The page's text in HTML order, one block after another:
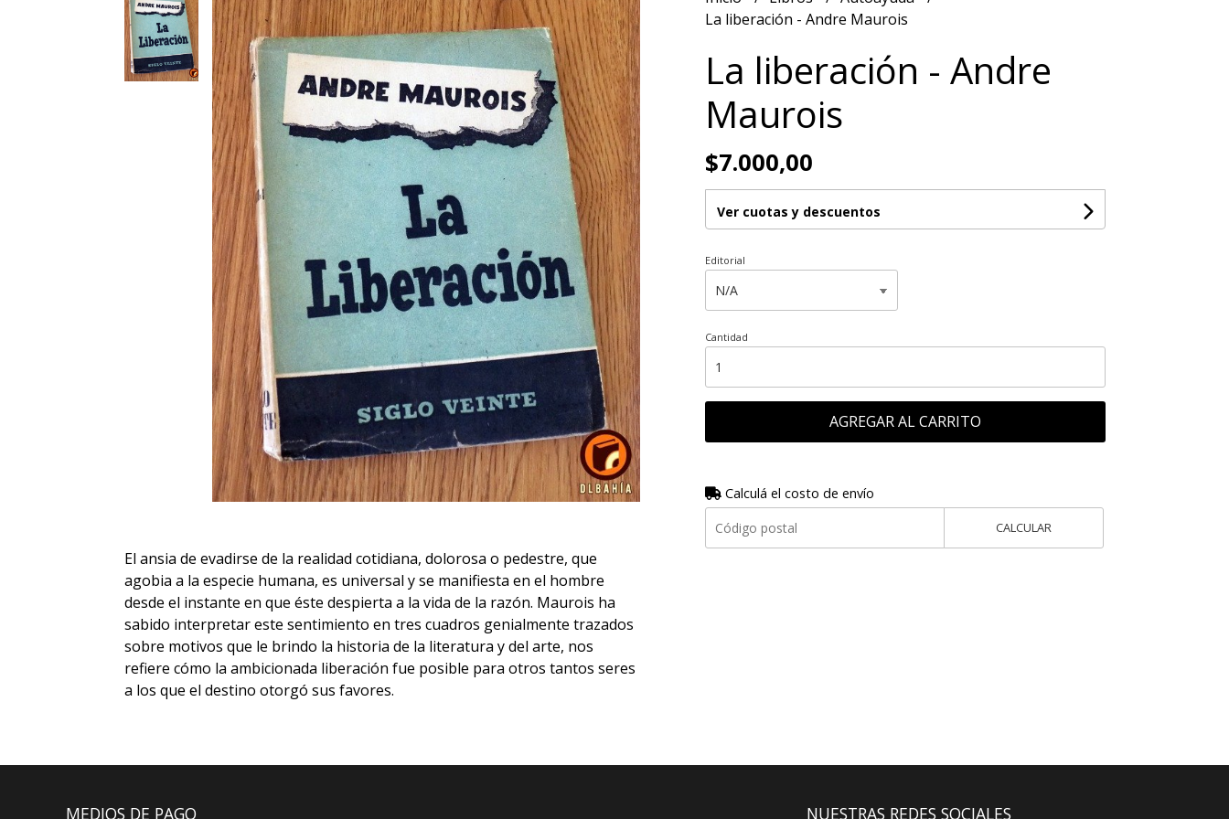
El ansia de evadirse de la realidad cotidiana, dolorosa o pedestre, que
agobia a la especie humana, es universal y se manifiesta en el hombre
desde el instante en que éste despierta a la vida de la razón. Maurois ha
sabido interpretar este sentimiento en tres cuadros genialmente trazados
sobre motivos que le brindo la historia de la literatura y del arte, nos
refiere cómo la ambicionada liberación fue posible para otros tantos seres
a los que el destino otorgó sus favores.
La liberación - Andre Maurois
La liberación - Andre
Maurois
$7.000,00
Ver cuotas y descuentos
Editorial
Cantidad
AGREGAR AL CARRITO
Calculá el costo de envío
CALCULAR
MEDIOS DE PAGO NUESTRAS REDES SOCIALES